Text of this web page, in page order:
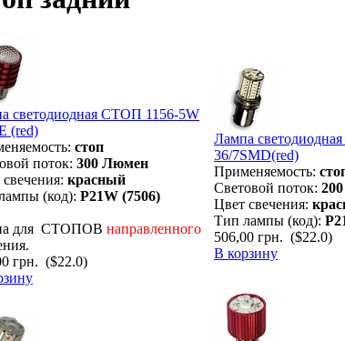
светодиодная СТОП 1156-5W
(red)
стоп
поток: 300 Люмен
красный
(код): P21W (7506)
для СТОПОВ направленного
грн. ($22.0)
Лампа
36/7SMD(red)
Применяемость:
Световой поток:
Цвет свечения:
Тип лампы (код):
506,00 грн. ($22.0)
В корзину